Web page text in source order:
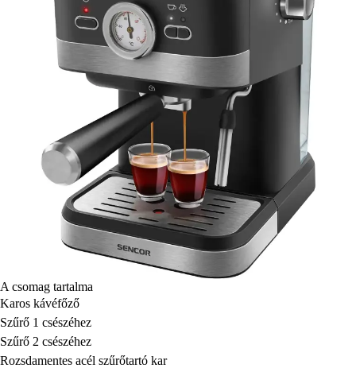
A csomag tartalma
Karos kávéfőző
Szűrő 1 csészéhez
Szűrő 2 csészéhez
Rozsdamentes acél szűrőtartó kar